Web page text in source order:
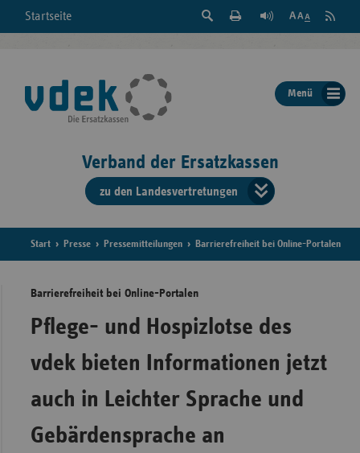
Startseite
Suche
der
Seite
Feed
Menü
Verband der Ersatzkassen
zu den Landesvertretungen
der
Start Presse Pressemitteilungen Barrierefreiheit bei Online-Portalen
Barrierefreiheit bei Online-Portalen
Pflege- und Hospizlotse des
vdek bieten Informationen jetzt
auch in Leichter Sprache und
Gebärdensprache an